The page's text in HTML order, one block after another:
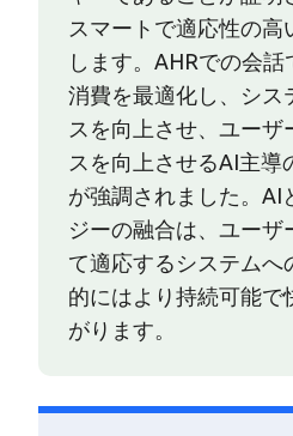
スマートで適応性の高
します。AHRでの会
消費を最適化し、シス
スを向上させ、ユーザ
スを向上させるAI主導
が強調されました。AI
ジーの融合は、ユーザ
て適応するシステムへ
的にはより持続可能で
がります。